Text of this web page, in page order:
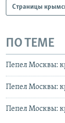
Страницы
ПО ТЕМЕ
Пепел Москвы:
Пепел Москвы:
Пепел Москвы: